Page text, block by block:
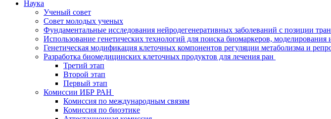
Наука
Ученый совет
Совет молодых ученых
Фундаментальные исследования нейродегенеративных заболеваний с позиции
Использование генетических технологий для поиска биомаркеров, моделирования
Генетическая модификация клеточных компонентов регуляции метаболизма и
Разработка биомедицинских клеточных продуктов для лечения ран
Третий этап
Второй этап
Первый этап
Комиссии ИБР РАН
Комиссия по международным связям
Комиссия по биоэтике